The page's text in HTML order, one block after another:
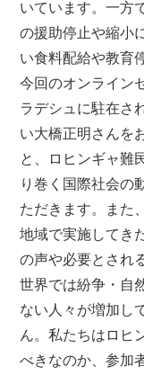
いています。一方
の援助停止や縮小
い食料配給や教育
今回のオンライン
ラデシュに駐在さ
い大橋正明さんを
と、ロヒンギャ難
り巻く国際社会の
ただきます。また
地域で実施してき
の声や必要とされ
世界では紛争・自
ない人々が増加し
ん。私たちはロヒ
べきなのか、参加